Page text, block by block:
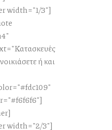
width="1/3"]
ή και
width="2/3"]